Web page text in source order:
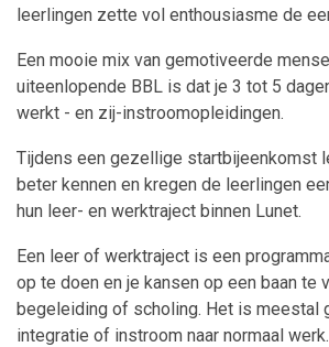
leerlingen zette vol enthousiasme de
Een mooie mix van gemotiveerde
uiteenlopende BBL is dat je 3 tot 5
werkt - en zij-instroomopleidingen.
Tijdens een gezellige startbijeenkomst
beter kennen en kregen de leerlingen
hun leer- en werktraject binnen Lunet.
Een leer of werktraject is een
op te doen en je kansen op een baan te
begeleiding of scholing. Het is meestal
integratie of instroom naar normaal werk.